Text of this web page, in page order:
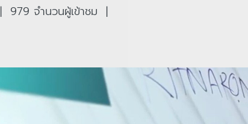
| 979 จำนวนผู้เข้าชม |